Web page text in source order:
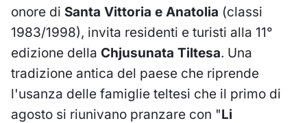
onore di Santa Vittoria e Anatolia (classi
1983/1998), invita residenti e turisti alla 11°
edizione della Chjusunata Tiltesa. Una
tradizione antica del paese che riprende
l'usanza delle famiglie teltesi che il primo di
agosto si riunivano pranzare con "Li